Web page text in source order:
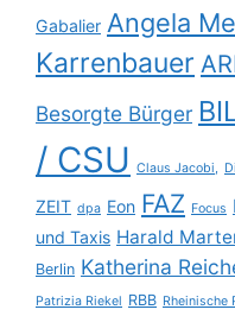
Gabalier Angela
Karrenbauer
Besorgte Bürger
/ CSU Claus Jacobi,
ZEIT dpa Eon FAZ Focus
und Taxis Harald
Berlin Katherina
Patrizia Riekel RBB Rheinische